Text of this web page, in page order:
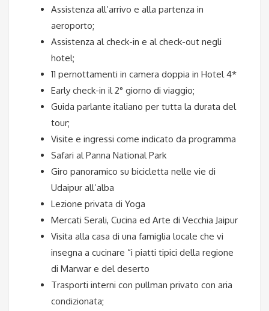
Assistenza all’arrivo e alla partenza in
aeroporto;
Assistenza al check-in e al check-out negli
hotel;
11 pernottamenti in camera doppia in Hotel 4*
Early check-in il 2° giorno di viaggio;
Guida parlante italiano per tutta la durata del
tour;
Visite e ingressi come indicato da programma
Safari al Panna National Park
Giro panoramico su bicicletta nelle vie di
Udaipur all’alba
Lezione privata di Yoga
Mercati Serali, Cucina ed Arte di Vecchia Jaipur
Visita alla casa di una famiglia locale che vi
insegna a cucinare “i piatti tipici della regione
di Marwar e del deserto
Trasporti interni con pullman privato con aria
condizionata;